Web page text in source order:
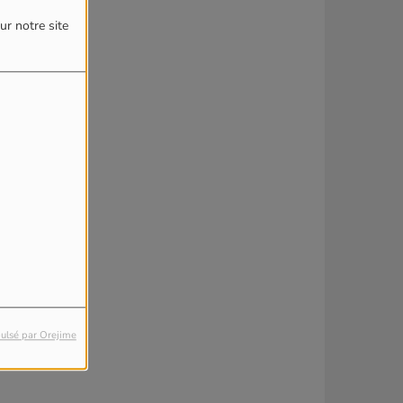
notre site
par Orejime